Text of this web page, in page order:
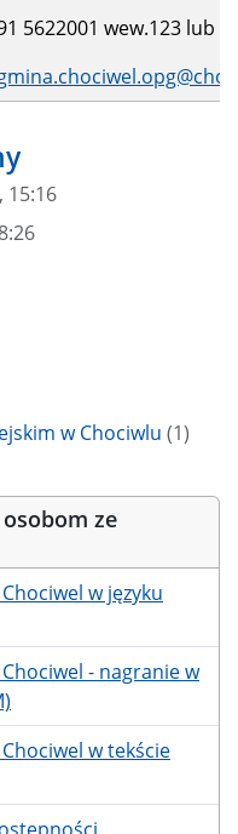
ze
w języku
- nagranie w
w tekście
5622001 wew.123
15:16
w Chociwlu (1)